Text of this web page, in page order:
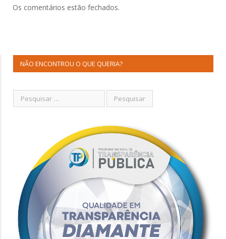
Os comentários estão fechados.
NÃO ENCONTROU O QUE QUERIA?